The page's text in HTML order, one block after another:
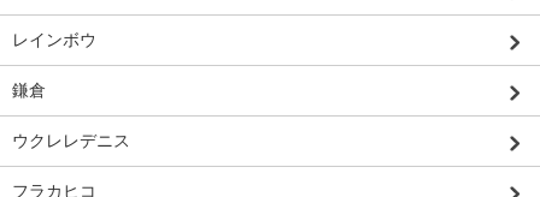
レインボウ
鎌倉
ウクレレデニス
フラカヒコ